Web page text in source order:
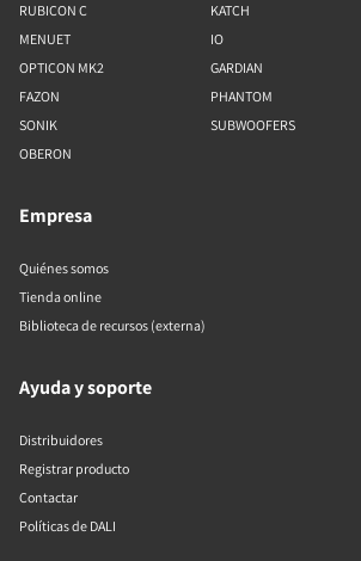
RUBICON C
MENUET
OPTICON MK2
FAZON
SONIK
OBERON
KATCH
IO
GARDIAN
PHANTOM
SUBWOOFERS
Empresa
Quiénes somos
Tienda online
Biblioteca de recursos (externa)
Ayuda y soporte
Distribuidores
Registrar producto
Contactar
Políticas de DALI